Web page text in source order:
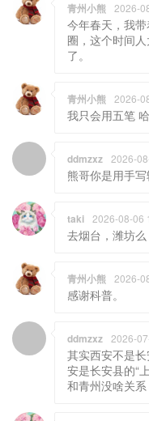
青州小熊 2026-
今年春天，我
圈，这个时间
了。
青州小熊 2026-
我只会用五笔
ddmzxz 2026-
熊哥你是用手
taki 2026-08-06
去烟台，潍坊么
青州小熊 2026-
感谢科普。
ddmzxz 2026-
其实西安不是
安是长安县的“
和青州没啥关系